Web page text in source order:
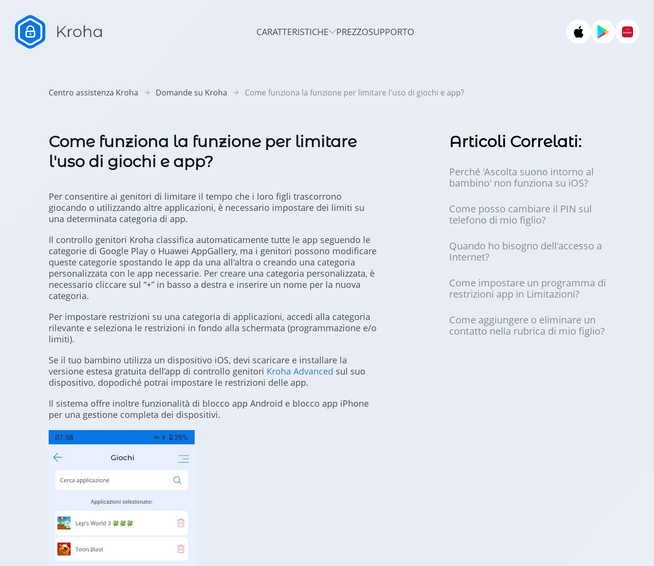
CARATTERISTICHE PREZZOSUPPORTO
Centro assistenza Kroha Domande su Kroha Come funziona la funzione per limitare l'uso di giochi e app?
Come funziona la funzione per limitare
l'uso di giochi e app?
Per consentire ai genitori di limitare il tempo che i loro figli trascorrono
giocando o utilizzando altre applicazioni, è necessario impostare dei limiti su
una determinata categoria di app.
Il controllo genitori Kroha classifica automaticamente tutte le app seguendo le
categorie di Google Play o Huawei AppGallery, ma i genitori possono modificare
queste categorie spostando le app da una all'altra o creando una categoria
personalizzata con le app necessarie. Per creare una categoria personalizzata, è
necessario cliccare sul “+” in basso a destra e inserire un nome per la nuova
categoria.
Per impostare restrizioni su una categoria di applicazioni, accedi alla categoria
rilevante e seleziona le restrizioni in fondo alla schermata (programmazione e/o
limiti).
Se il tuo bambino utilizza un dispositivo iOS, devi scaricare e installare la
versione estesa gratuita dell’app di controllo genitori Kroha Advanced sul suo
dispositivo, dopodiché potrai impostare le restrizioni delle app.
Il sistema offre inoltre funzionalità di blocco app Android e blocco app iPhone
per una gestione completa dei dispositivi.
Articoli Correlati:
Perché 'Ascolta suono intorno al
bambino' non funziona su iOS?
Come posso cambiare il PIN sul
telefono di mio figlio?
Quando ho bisogno dell'accesso a
Internet?
Come impostare un programma di
restrizioni app in Limitazioni?
Come aggiungere o eliminare un
contatto nella rubrica di mio figlio?